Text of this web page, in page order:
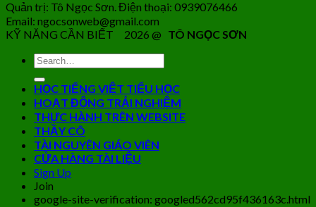
Quản trị: Tô Ngọc Sơn. Điện thoại: 0939076466
Email: ngocsonweb@gmail.com
KỸ NĂNG CẦN BIẾT 2026 @ TÔ NGỌC SƠN
HỌC TIẾNG VIỆT TIỂU HỌC
HOẠT ĐỘNG TRẢI NGHIỆM
THỰC HÀNH TRÊN WEBSITE
THẦY CÔ
TÀI NGUYÊN GIÁO VIÊN
CỬA HÀNG TÀI LIỆU
Sign Up
Join
google-site-verification: googled562cd95f436163c.html